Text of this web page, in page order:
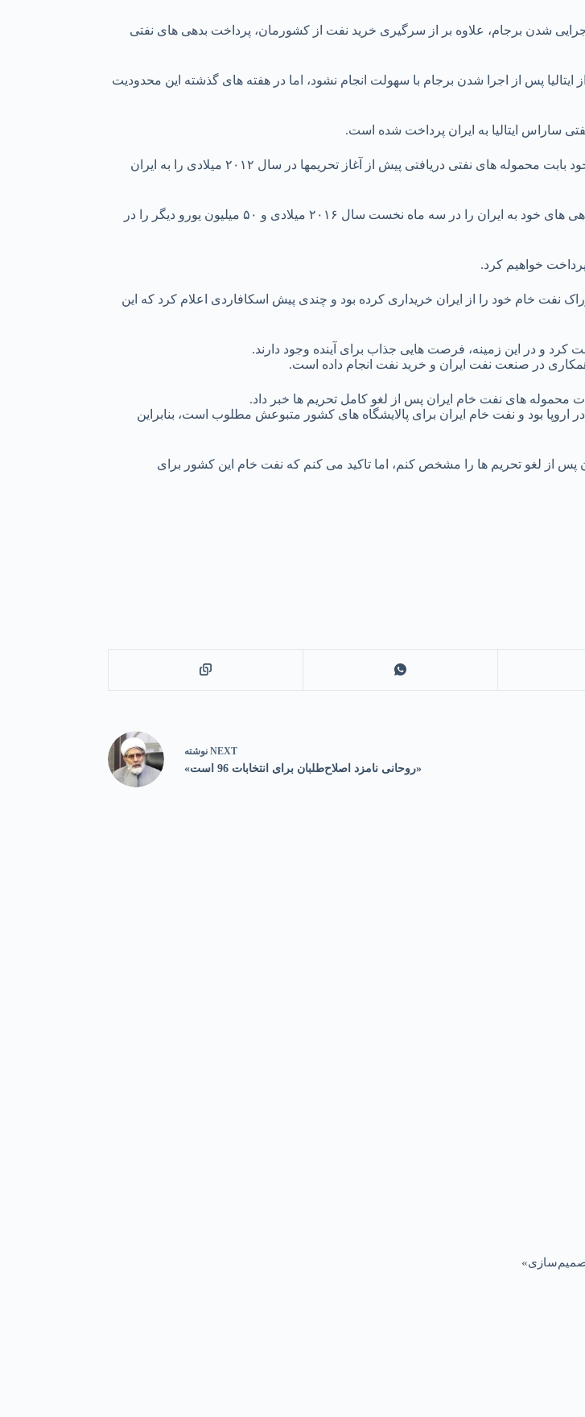
شدن برجام، علاوه بر از سرگیری خرید نفت از کشورمان، پرداخت بدهی های نفتی
پس از اجرا شدن برجام با سهولت انجام نشود، اما در هفته های گذشته این محدودیت
مدیر عامل شرکت ساراس ایتالیا گفت: ۱۰۰ میلیون یورو (معادل ۱۱۲ میلیون دلار) از بدهی های خود بابت محموله های نفتی دریافتی پیش از آغاز تحریمها در سال ۲۰۱۲ میلادی را به ایران
ساراس که در مجموع ۳۵۰ میلیون یورو به ایران بدهکار است، نخستین نوبت ۵۰ میلیون یورو از بدهی های خود به ایران را در سه ماه نخست سال ۲۰۱۶ میلادی و ۵۰ میلیون یورو دیگر را در
خواهیم کرد.
خام خود را از ایران خریداری کرده بود و چندی پیش اسکافاردی اعلام کرد که این
همکاری در صنعت نفت ایران و خرید نفت انجام داده است.
محموله های نفت خام ایران پس از لغو کامل تحریم ها خبر داد.
اروپا بود و نفت خام ایران برای پالایشگاه های کشور متبوعش مطلوب است، بنابراین
پس از لغو تحریم ها را مشخص کنم، اما تاکید می کنم که نفت خام این کشور برای
NEXT نوشته
«روحانی نامزد اصلاح‌طلبان برای انتخابات 96 است»